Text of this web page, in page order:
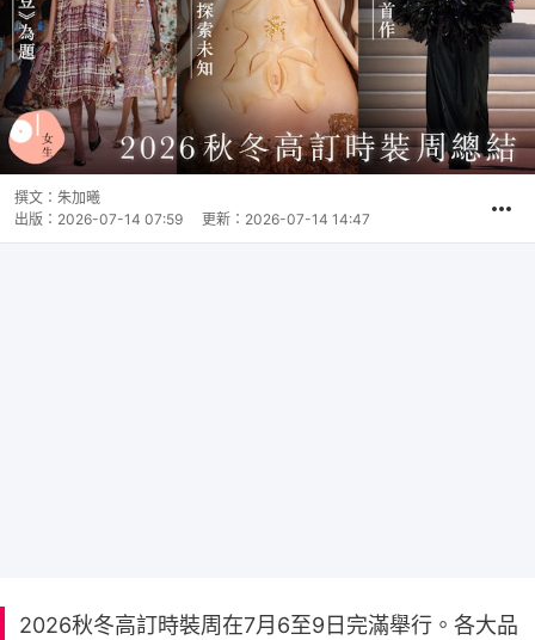
撰文： 朱加曦
出版： 2026-07-14 07:59 更新： 2026-07-14 14:47
2026秋冬高訂時裝周在7月6至9日完滿舉行。各大品